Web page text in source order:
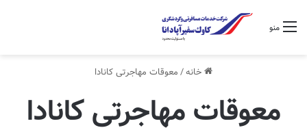
منو
خانه/معوقات مهاجرتی کانادا
معوقات مهاجرتی کانادا